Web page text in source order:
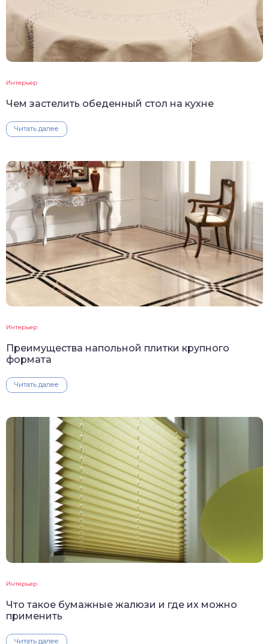
Интерьер
Чем застелить обеденный стол на кухне
Читать далее
Интерьер
Преимущества напольной плитки крупного
формата
Читать далее
Интерьер
Что такое бумажные жалюзи и где их можно
применить
Читать далее